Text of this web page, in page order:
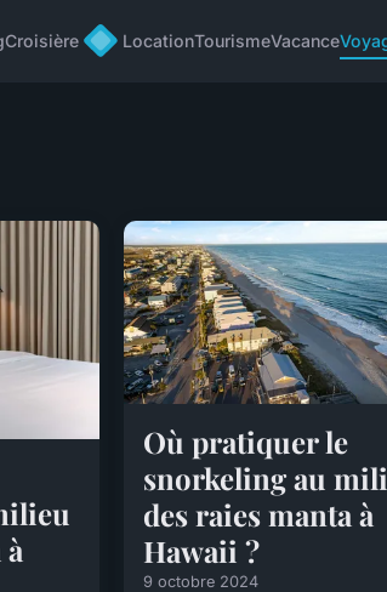
Croisière LocationTourismeVacance
Où pratiquer le
snorkeling au
des raies manta à
Hawaii ?
9 octobre 2024